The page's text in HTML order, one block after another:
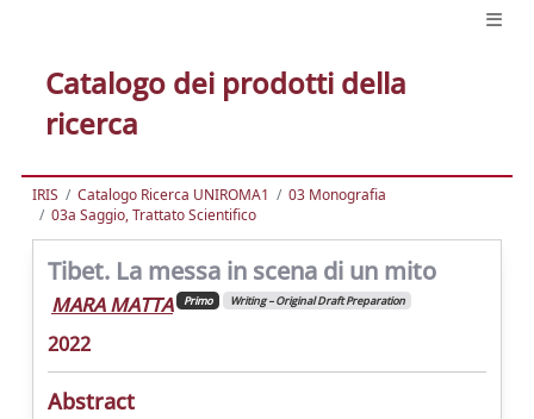
Catalogo dei prodotti della
ricerca
IRIS Catalogo Ricerca UNIROMA1
03 Monografia
03a Saggio, Trattato Scientifico
Tibet. La messa in scena di un mito
MARA MATTA Primo Writing – Original Draft Preparation
2022
Abstract